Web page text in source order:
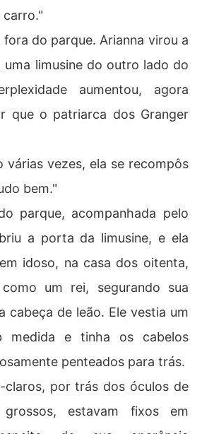
carro."
do parque. Arianna virou a
uma limusine do outro lado do
aumentou, agora
que o patriarca dos Granger
várias vezes, ela se recompôs
bem."
parque, acompanhada pelo
a porta da limusine, e ela
idoso, na casa dos oitenta,
um rei, segurando sua
cabeça de leão. Ele vestia um
medida e tinha os cabelos
penteados para trás.
claros, por trás dos óculos de
estavam fixos em